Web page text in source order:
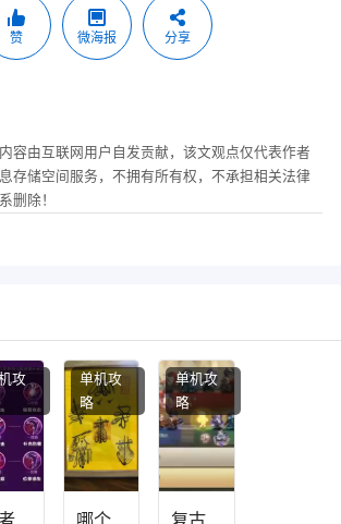
赞 微海报 分享
容由互联网用户自发贡献，该文观点仅代表作者
存储空间服务，不拥有所有权，不承担相关法律
删除！
攻
哪个
单机攻
略
复古
单机攻
略